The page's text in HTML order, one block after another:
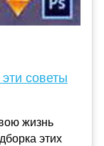
советы
жизнь
этих